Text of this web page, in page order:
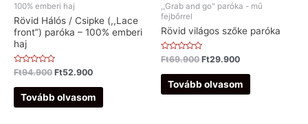
100% emberi haj
Rövid Hálós / Csipke (,,Lace
front”) paróka – 100% emberi
haj
Értékelés:
0
/
Ft94.900 Ft52.900
Tovább olvasom
,,Grab and go" paróka - mű
fejbőrrel
Rövid világos szőke paróka
Értékelés:
0
/
Ft69.900 Ft29.900
Tovább olvasom